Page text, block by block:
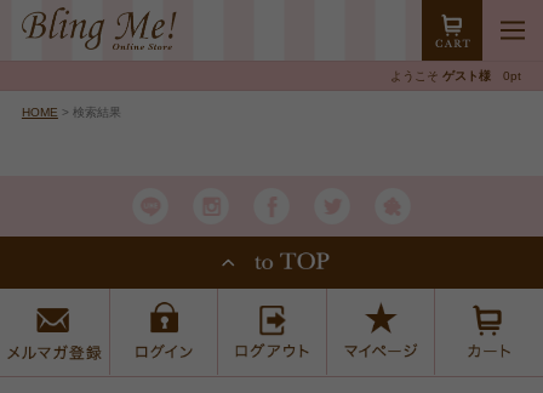
ようこそゲスト様 0pt
HOME > 検索結果